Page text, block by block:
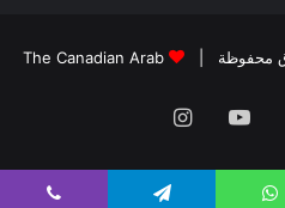
The Canadian Arab
تويتر يوتيوبانستقرام